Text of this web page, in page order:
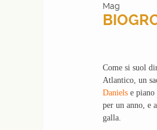
Mag
Come si suol
Atlantico, un
Daniels e piano
per un anno, e
galla.